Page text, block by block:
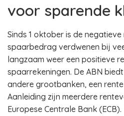
voor sparende
Sinds 1 oktober is de
spaarbedrag verdwenen bij
langzaam weer een positieve
spaarrekeningen. De ABN
andere grootbanken, een
Aanleiding zijn meerdere
Europese Centrale Bank